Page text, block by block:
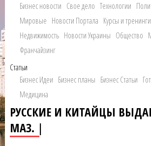
Бизнес новости Свое дело Технологии
Мировые Новости Портала Курсы и тренинги
Недвижимость Новости Украины Общество
Франчайзинг
Статьи
Бизнес Идеи Бизнес планы Бизнес Статьи
Медицина
РУССКИЕ И КИТАЙЦЫ
МАЗ. |